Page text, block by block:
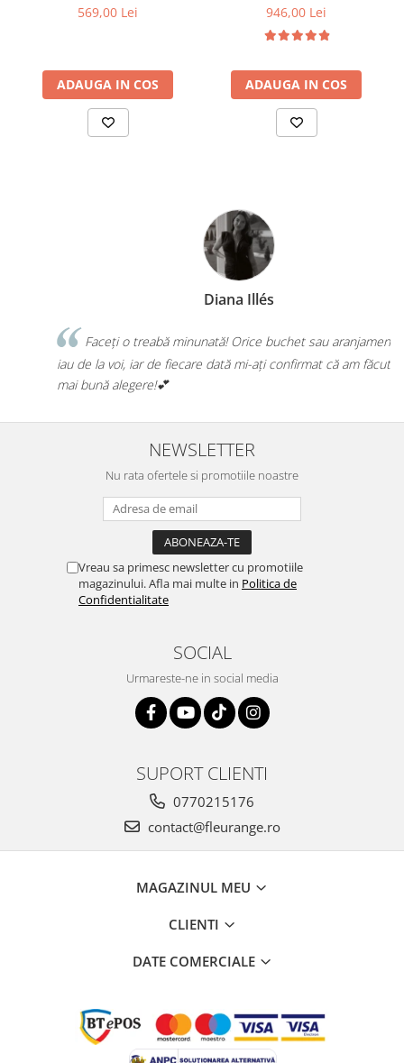
569,00 Lei
ADAUGA IN COS
946,00 Lei
ADAUGA IN COS
Diana Illés
Faceți o treabă minunată! Orice buchet sau aranjament îl
iau de la voi, iar de fiecare dată mi-ați confirmat că am făcut cea
mai bună alegere!💕
NEWSLETTER
Nu rata ofertele si promotiile noastre
Vreau sa primesc newsletter cu promotiile
magazinului. Afla mai multe in Politica de
Confidentialitate
SOCIAL
Urmareste-ne in social media
SUPORT CLIENTI
0770215176
contact@fleurange.ro
MAGAZINUL MEU
CLIENTI
DATE COMERCIALE